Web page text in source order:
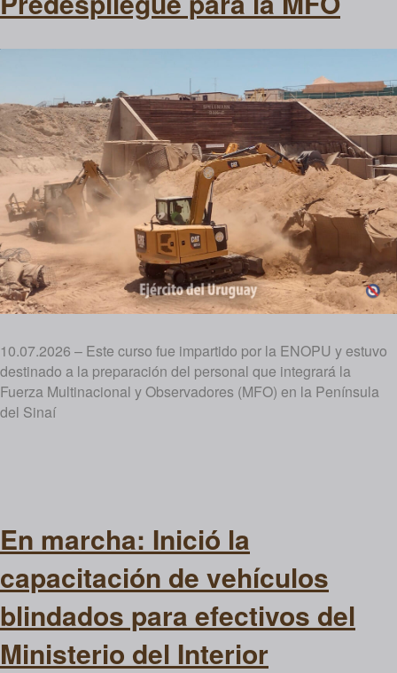
10.07.2026 – Este curso fue impartido por la ENOPU y estuvo
destinado a la preparación del personal que integrará la
Fuerza Multinacional y Observadores (MFO) en la Península
del Sinaí
En marcha: Inició la
capacitación de vehículos
blindados para efectivos del
Ministerio del Interior